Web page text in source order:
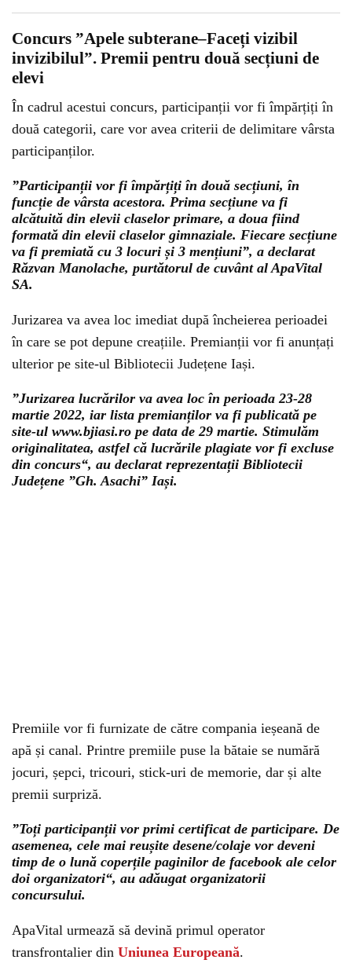
Concurs ”Apele subterane–Faceți vizibil
invizibilul”. Premii pentru două secțiuni de
elevi
În cadrul acestui concurs, participanții vor fi împărțiți în
două categorii, care vor avea criterii de delimitare vârsta
participanților.
”Participanții vor fi împărțiți în două secțiuni, în
funcție de vârsta acestora. Prima secțiune va fi
alcătuită din elevii claselor primare, a doua fiind
formată din elevii claselor gimnaziale. Fiecare secțiune
va fi premiată cu 3 locuri și 3 mențiuni”, a declarat
Răzvan Manolache, purtătorul de cuvânt al ApaVital
SA.
Jurizarea va avea loc imediat după încheierea perioadei
în care se pot depune creațiile. Premianții vor fi anunțați
ulterior pe site-ul Bibliotecii Județene Iași.
”Jurizarea lucrărilor va avea loc în perioada 23-28
martie 2022, iar lista premianților va fi publicată pe
site-ul www.bjiasi.ro pe data de 29 martie. Stimulăm
originalitatea, astfel că lucrările plagiate vor fi excluse
din concurs“, au declarat reprezentații Bibliotecii
Județene ”Gh. Asachi” Iași.
Premiile vor fi furnizate de către compania ieșeană de
apă și canal. Printre premiile puse la bătaie se numără
jocuri, șepci, tricouri, stick-uri de memorie, dar și alte
premii surpriză.
”Toți participanții vor primi certificat de participare. De
asemenea, cele mai reușite desene/colaje vor deveni
timp de o lună coperțile paginilor de facebook ale celor
doi organizatori“, au adăugat organizatorii
concursului.
ApaVital urmează să devină primul operator
transfrontalier din Uniunea Europeană.